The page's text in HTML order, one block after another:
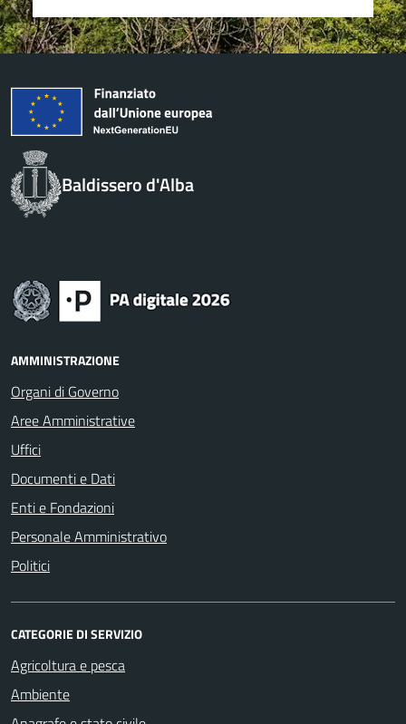
Baldissero d'Alba
AMMINISTRAZIONE
Organi di Governo
Aree Amministrative
Uffici
Documenti e Dati
Enti e Fondazioni
Personale Amministrativo
Politici
CATEGORIE DI SERVIZIO
Agricoltura e pesca
Ambiente